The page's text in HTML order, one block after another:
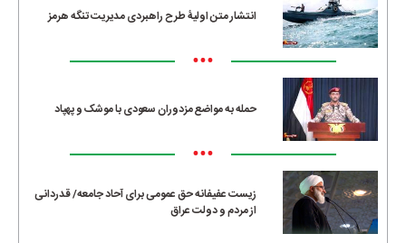
انتشار متن اولیۀ طرح راهبردی مدیریت تنگه هرمز
•••
حمله به مواضع مزدوران سعودی با موشک و پهپاد
•••
زیست عفیفانه حق عمومی برای آحاد جامعه/ قدردانی
از مردم و دولت عراق